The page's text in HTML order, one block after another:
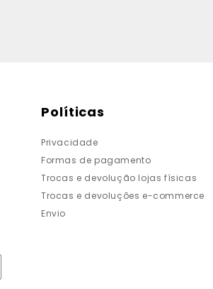
Políticas
Privacidade
Formas de pagamento
Trocas e devolução lojas físicas
Trocas e devoluções e-commerce
Envio